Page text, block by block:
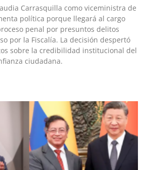
Carrasquilla como viceministra de
política porque llegará al cargo
penal por presuntos delitos
por la Fiscalía. La decisión despertó
sobre la credibilidad institucional del
ciudadana.